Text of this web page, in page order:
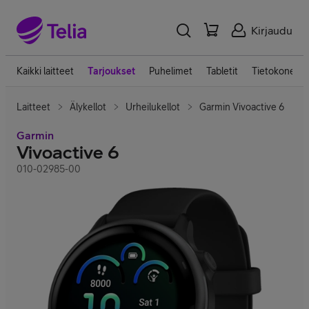
Kirjaudu
Kaikki laitteet Tarjoukset Puhelimet Tabletit Tietokoneet
Laitteet Älykellot Urheilukellot Garmin Vivoactive 6
Garmin
Vivoactive 6
010-02985-00